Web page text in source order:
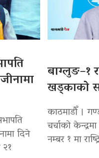
दिने
बाग्लुङ–१
खड्काको
काठमाडौँ ।
चर्चाको
नम्बर १ मा